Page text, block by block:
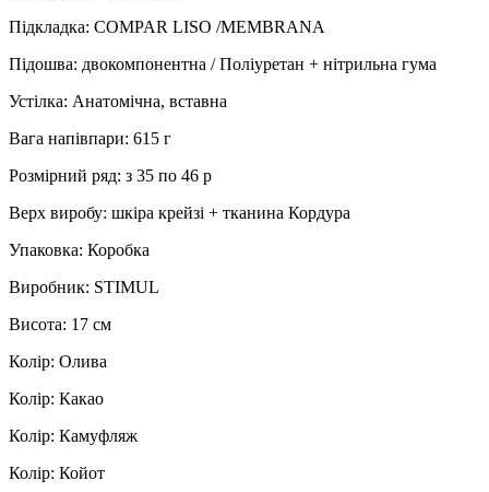
Підкладка: COMPAR LISO /MEMBRANA
Підошва: двокомпонентна / Поліуретан + нітрильна гума
Устілка: Анатомічна, вставна
Вага напівпари: 615 г
Розмірний ряд: з 35 по 46 р
Верх виробу: шкіра крейзі + тканина Кордура
Упаковка: Коробка
Виробник: STIMUL
Висота: 17 см
Колір: Олива
Колір: Какао
Колір: Камуфляж
Колір: Койот